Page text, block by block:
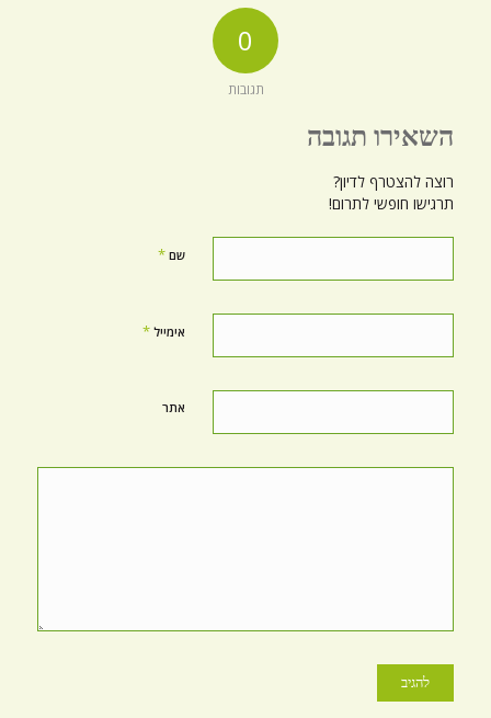
0
תגובות
השאירו תגובה
רוצה להצטרף לדיון?
תרגישו חופשי לתרום!
שם *
אימייל *
אתר